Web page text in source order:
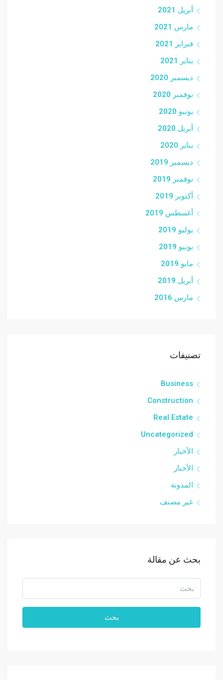
أبريل 2021
مارس 2021
فبراير 2021
يناير 2021
ديسمبر 2020
نوفمبر 2020
يونيو 2020
أبريل 2020
يناير 2020
ديسمبر 2019
نوفمبر 2019
أكتوبر 2019
أغسطس 2019
يوليو 2019
يونيو 2019
مايو 2019
أبريل 2019
مارس 2016
تصنيفات
Business
Construction
Real Estate
Uncategorized
الأخبار
الأخبار
المدونة
غير مصنف
بحث عن مقالة
بحث